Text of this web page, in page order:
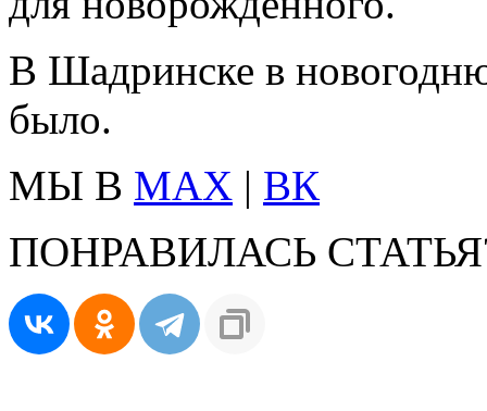
В Шадринске в
было.
МЫ В MAX | ВК
ПОНРАВИЛАСЬ